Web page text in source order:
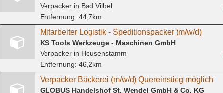
Verpackerin Bad Vilbel
Entfernung: 44,7km
Mitarbeiter Logistik - Speditionspacker (m/w/d)
KS Tools Werkzeuge - Maschinen GmbH
Verpackerin Heusenstamm
Entfernung: 46,2km
Verpacker Bäckerei (m/w/d) Quereinstieg möglich
GLOBUS Handelshof St. Wendel GmbH & Co. KG